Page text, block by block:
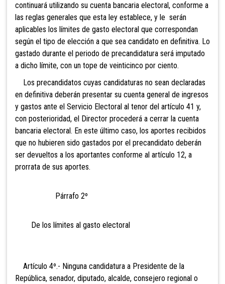
continuará utilizando su cuenta bancaria electoral, conforme a
las reglas generales que esta ley establece, y le serán
aplicables los límites de gasto electoral que correspondan
según el tipo de elección a que sea candidato en definitiva. Lo
gastado durante el periodo de precandidatura será imputado
a dicho límite, con un tope de veinticinco por ciento.
Los precandidatos cuyas candidaturas no sean declaradas
en definitiva deberán presentar su cuenta general de ingresos
y gastos ante el Servicio Electoral al tenor del artículo 41 y,
con posterioridad, el Director procederá a cerrar la cuenta
bancaria electoral. En este último caso, los aportes recibidos
que no hubieren sido gastados por el precandidato deberán
ser devueltos a los aportantes conforme al artículo 12, a
prorrata de sus aportes.
Párrafo 2º
De los límites al gasto electoral
Artículo 4º.- Ninguna candidatura a Presidente de la
República, senador, diputado, alcalde, consejero regional o